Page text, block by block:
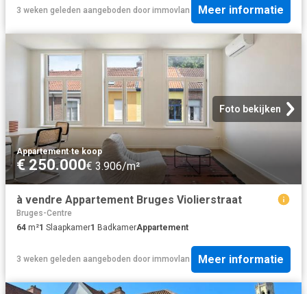
3 weken geleden aangeboden door immovlan Meer informatie
Foto bekijken
Appartement·te koop
€ 250.000€ 3.906/m²
à vendre Appartement Bruges Violierstraat
Bruges-Centre
64 m²1 Slaapkamer1 BadkamerAppartement
3 weken geleden aangeboden door immovlan Meer informatie